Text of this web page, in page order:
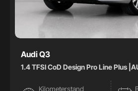
Audi Q3
1.4 TFSI CoD Design Pro Line Plus
Kilometerstand